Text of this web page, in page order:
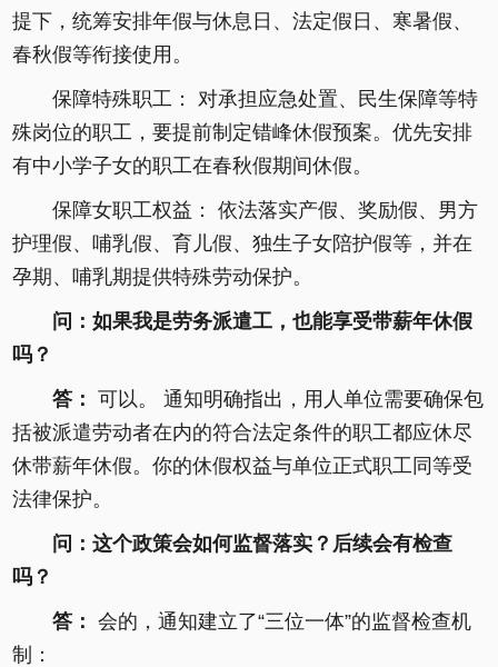
提下，统筹安排年假与休息日、法定假日、寒暑假、
春秋假等衔接使用。
保障特殊职工： 对承担应急处置、民生保障等特
殊岗位的职工，要提前制定错峰休假预案。优先安排
有中小学子女的职工在春秋假期间休假。
保障女职工权益： 依法落实产假、奖励假、男方
护理假、哺乳假、育儿假、独生子女陪护假等，并在
孕期、哺乳期提供特殊劳动保护。
问：如果我是劳务派遣工，也能享受带薪年休假
吗？
答： 可以。 通知明确指出，用人单位需要确保包
括被派遣劳动者在内的符合法定条件的职工都应休尽
休带薪年休假。你的休假权益与单位正式职工同等受
法律保护。
问：这个政策会如何监督落实？后续会有检查
吗？
答： 会的，通知建立了“三位一体”的监督检查机
制：